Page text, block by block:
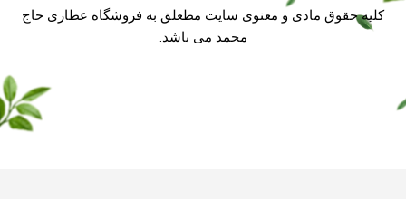
کلیه حقوق مادی و معنوی سایت مطعلق به فروشگاه عطاری حاج
محمد می باشد.